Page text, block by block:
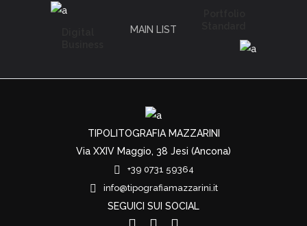
MAIN LIST
TIPOLITOGRAFIA MAZZARINI
Via XXIV Maggio, 38 Jesi (Ancona)
+39 0731 59364
info@tipografiamazzarini.it
SEGUICI SUI SOCIAL